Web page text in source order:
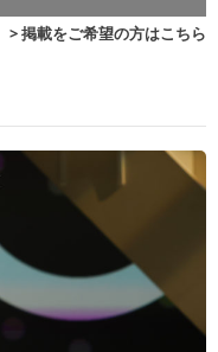
> 掲載をご希望の方はこちら